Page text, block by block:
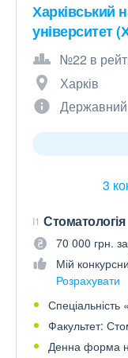
Харківський
університет
№22 в
Харків
3
I1 Стоматологія
70 000 грн.
Мій
Розрахувати
Спеціальність
Факультет:
Денна форма